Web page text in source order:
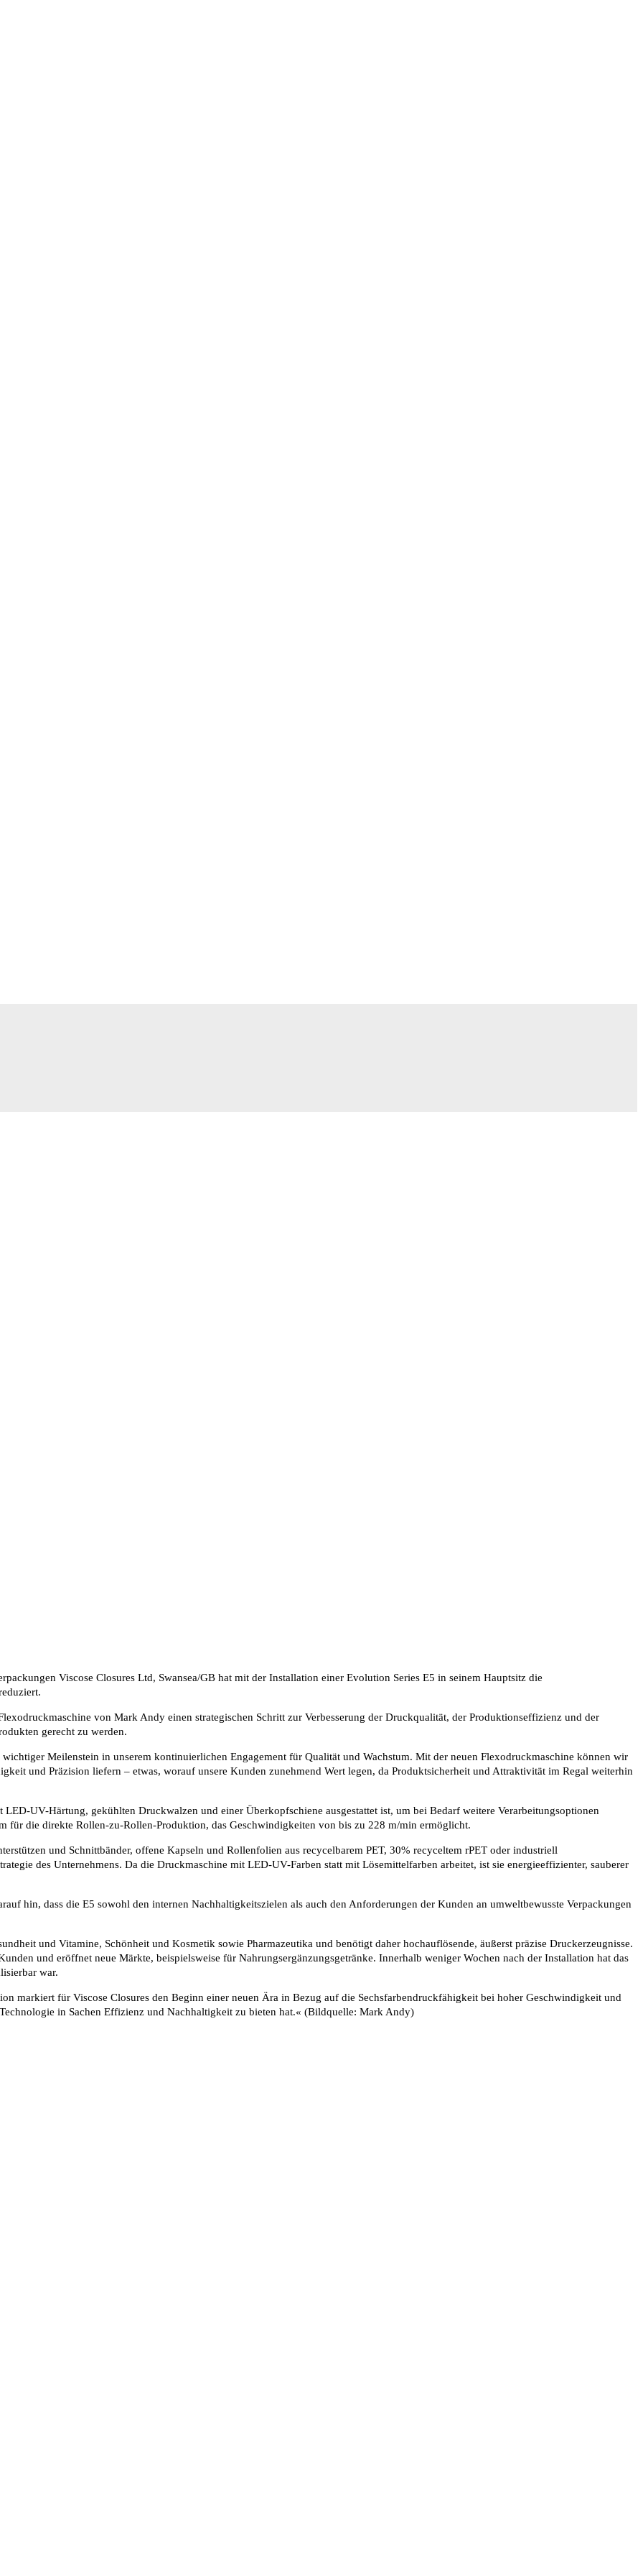
Viscose Closures Ltd, Swansea/GB hat mit der Installation einer Evolution Series E5 in seinem Hauptsitz die
von Mark Andy einen strategischen Schritt zur Verbesserung der Druckqualität, der Produktionseffizienz und der
gerecht zu werden.
Meilenstein in unserem kontinuierlichen Engagement für Qualität und Wachstum. Mit der neuen Flexodruckmaschine können wir
und Präzision liefern – etwas, worauf unsere Kunden zunehmend Wert legen, da Produktsicherheit und Attraktivität im Regal weiterhin
UV-Härtung, gekühlten Druckwalzen und einer Überkopfschiene ausgestattet ist, um bei Bedarf weitere Verarbeitungsoptionen
für die direkte Rollen-zu-Rollen-Produktion, das Geschwindigkeiten von bis zu 228 m/min ermöglicht.
und Schnittbänder, offene Kapseln und Rollenfolien aus recycelbarem PET, 30% recyceltem rPET oder industriell
des Unternehmens. Da die Druckmaschine mit LED-UV-Farben statt mit Lösemittelfarben arbeitet, ist sie energieeffizienter, sauberer
hin, dass die E5 sowohl den internen Nachhaltigkeitszielen als auch den Anforderungen der Kunden an umweltbewusste Verpackungen
und Vitamine, Schönheit und Kosmetik sowie Pharmazeutika und benötigt daher hochauflösende, äußerst präzise Druckerzeugnisse.
und eröffnet neue Märkte, beispielsweise für Nahrungsergänzungsgetränke. Innerhalb weniger Wochen nach der Installation hat das
war.
markiert für Viscose Closures den Beginn einer neuen Ära in Bezug auf die Sechsfarbendruckfähigkeit bei hoher Geschwindigkeit und
in Sachen Effizienz und Nachhaltigkeit zu bieten hat.« (Bildquelle: Mark Andy)